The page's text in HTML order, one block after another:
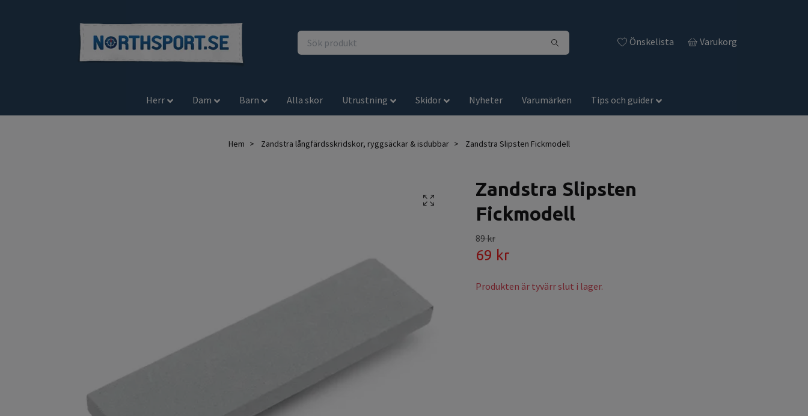
Önskelista Varukorg
Herr Dam Barn Alla skor Utrustning Skidor Nyheter Varumärken Tips och guider
Hem Zandstra långfärdsskridskor, ryggsäckar & isdubbar Zandstra Slipsten Fickmodell
Zandstra Slipsten
Fickmodell
89 kr
69 kr
Produkten är tyvärr slut i lager.